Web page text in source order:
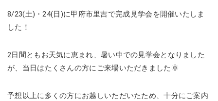
8/23(土)・24(日)に甲府市里吉で完成見学会を開催いたしま
した！
2日間ともお天気に恵まれ、暑い中での見学会となりました
が、当日はたくさんの方にご来場いただきました🌞
予想以上に多くの方にお越しいただいたため、十分にご案内